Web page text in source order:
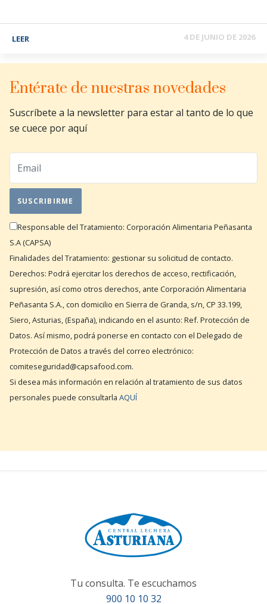
LEER 4 DE JUNIO DE 2026
Entérate de nuestras novedades
Suscríbete a la newsletter para estar al tanto de lo que
se cuece por aquí
Responsable del Tratamiento: Corporación Alimentaria Peñasanta
S.A (CAPSA)
Finalidades del Tratamiento: gestionar su solicitud de contacto.
Derechos: Podrá ejercitar los derechos de acceso, rectificación,
supresión, así como otros derechos, ante Corporación Alimentaria
Peñasanta S.A., con domicilio en Sierra de Granda, s/n, CP 33.199,
Siero, Asturias, (España), indicando en el asunto: Ref. Protección de
Datos. Así mismo, podrá ponerse en contacto con el Delegado de
Protección de Datos a través del correo electrónico:
comiteseguridad@capsafood.com.
Si desea más información en relación al tratamiento de sus datos
personales puede consultarla AQUÍ
Tu consulta. Te escuchamos
900 10 10 32